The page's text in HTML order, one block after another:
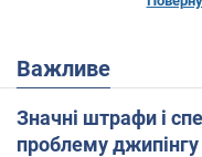
Важливе
Значні штрафи і
проблему